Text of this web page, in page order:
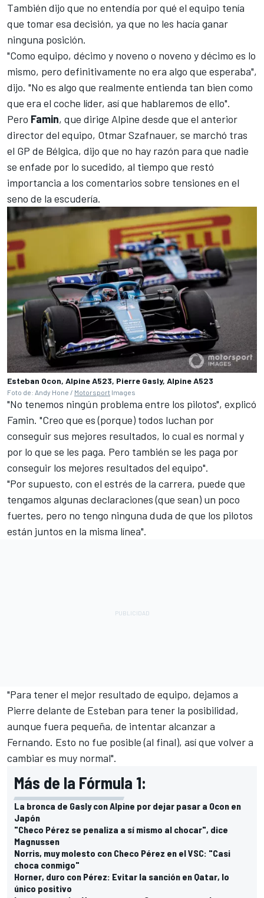
También dijo que no entendía por qué el equipo tenía
que tomar esa decisión, ya que no les hacía ganar
ninguna posición.
"Como equipo, décimo y noveno o noveno y décimo es lo
mismo, pero definitivamente no era algo que esperaba",
dijo. "No es algo que realmente entienda tan bien como
que era el coche líder, así que hablaremos de ello".
Pero Famin, que dirige Alpine desde que el anterior
director del equipo, Otmar Szafnauer, se marchó tras
el GP de Bélgica, dijo que no hay razón para que nadie
se enfade por lo sucedido, al tiempo que restó
importancia a los comentarios sobre tensiones en el
seno de la escudería.
Esteban Ocon, Alpine A523, Pierre Gasly, Alpine A523
Foto de: Andy Hone / Motorsport Images
"No tenemos ningún problema entre los pilotos", explicó
Famin. "Creo que es (porque) todos luchan por
conseguir sus mejores resultados, lo cual es normal y
por lo que se les paga. Pero también se les paga por
conseguir los mejores resultados del equipo".
"Por supuesto, con el estrés de la carrera, puede que
tengamos algunas declaraciones (que sean) un poco
fuertes, pero no tengo ninguna duda de que los pilotos
están juntos en la misma línea".
"Para tener el mejor resultado de equipo, dejamos a
Pierre delante de Esteban para tener la posibilidad,
aunque fuera pequeña, de intentar alcanzar a
Fernando. Esto no fue posible (al final), así que volver a
cambiar es muy normal".
Más de la Fórmula 1:
La bronca de Gasly con Alpine por dejar pasar a Ocon en
Japón
"Checo Pérez se penaliza a sí mismo al chocar", dice
Magnussen
Norris, muy molesto con Checo Pérez en el VSC: "Casi
choca conmigo"
Horner, duro con Pérez: Evitar la sanción en Qatar, lo
único positivo